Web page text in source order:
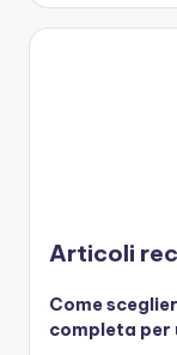
Articoli
Come
completa per